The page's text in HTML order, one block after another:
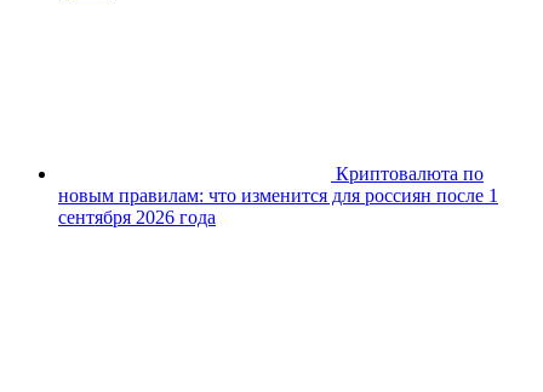
Криптовалюта по
новым правилам: что изменится для россиян после 1
сентября 2026 года